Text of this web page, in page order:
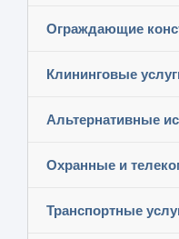
Ограждающие
Клининговые
Альтернативные
Охранные и
Транспортные